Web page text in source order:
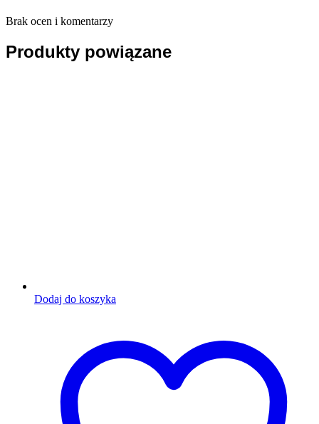
Brak ocen i komentarzy
Produkty powiązane
Dodaj do koszyka